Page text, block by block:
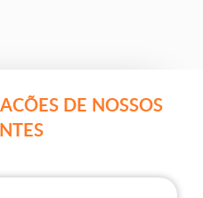
DE NOSSOS